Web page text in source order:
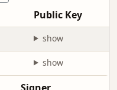
Public Key
show
show
Signer